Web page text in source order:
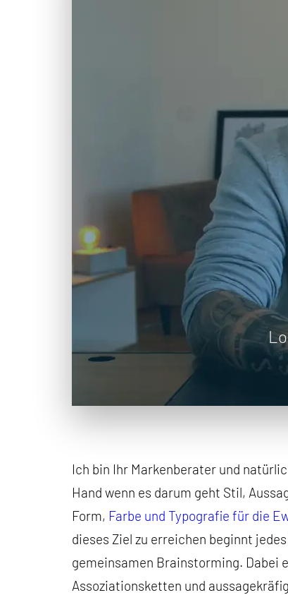
Ich bin Ihr Markenberater und
Hand wenn es darum geht Stil,
Form, Farbe und Typografie für die
dieses Ziel zu erreichen beginnt
gemeinsamen Brainstorming. Dabei
Assoziationsketten und